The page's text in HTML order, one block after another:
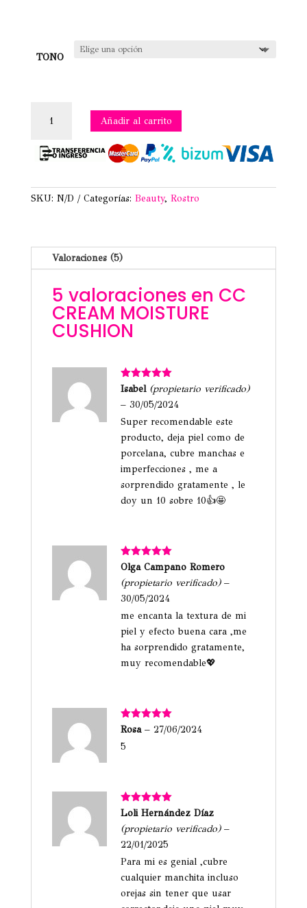
TONO
CREAM
CUSHION
cantidad
Añadir al carrito
SKU: N/D Categorías: Beauty, Rostro
Valoraciones (5)
5 valoraciones en CC
CREAM MOISTURE
CUSHION
Valorado
de 5
Isabel (propietario verificado)
– 30/05/2024
Super recomendable este
producto, deja piel como de
porcelana, cubre manchas e
imperfecciones , me a
sorprendido gratamente , le
doy un 10 sobre 10👍🤩
Valorado
con
de 5
Olga Campano Romero
(propietario verificado) –
30/05/2024
me encanta la textura de mi
piel y efecto buena cara ,me
ha sorprendido gratamente,
muy recomendable💖
Valorado
de 5
Rosa – 27/06/2024
5
Valorado
Loli Hernández Díaz
(propietario verificado) –
22/01/2025
Para mi es genial ,cubre
cualquier manchita incluso
orejas sin tener que usar